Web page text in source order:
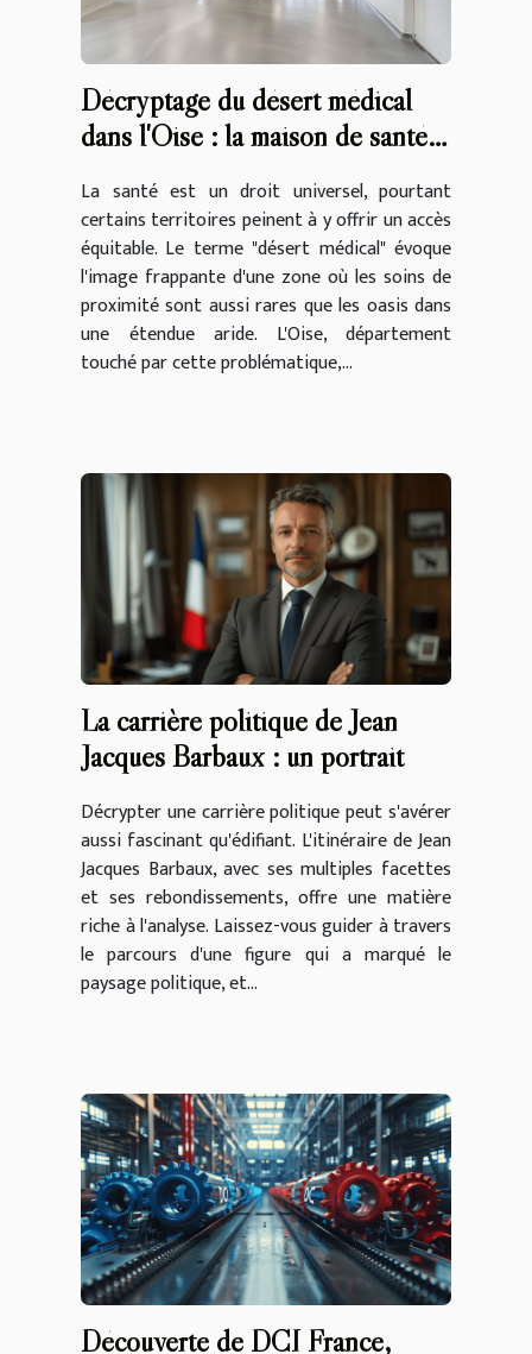
Décryptage du désert médical
dans l'Oise : la maison de santé
Oise et analyse des déserts
médicaux en France
La santé est un droit universel, pourtant
certains territoires peinent à y offrir un accès
équitable. Le terme "désert médical" évoque
l'image frappante d'une zone où les soins de
proximité sont aussi rares que les oasis dans
une étendue aride. L'Oise, département
touché par cette problématique,...
La carrière politique de Jean
Jacques Barbaux : un portrait
Décrypter une carrière politique peut s'avérer
aussi fascinant qu'édifiant. L'itinéraire de Jean
Jacques Barbaux, avec ses multiples facettes
et ses rebondissements, offre une matière
riche à l'analyse. Laissez-vous guider à travers
le parcours d'une figure qui a marqué le
paysage politique, et...
Découverte de DCI France,